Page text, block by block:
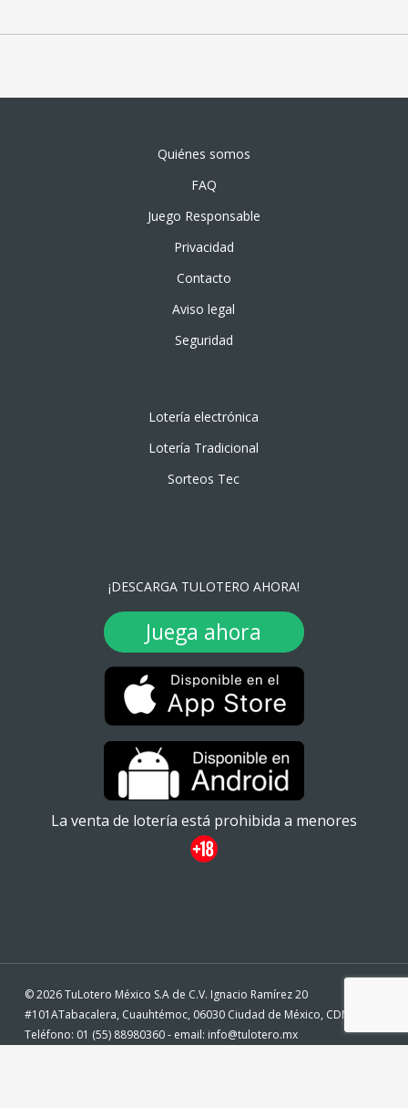
Quiénes somos
FAQ
Juego Responsable
Privacidad
Contacto
Aviso legal
Seguridad
Lotería electrónica
Lotería Tradicional
Sorteos Tec
¡DESCARGA TULOTERO AHORA!
Juega ahora
La venta de lotería está prohibida a menores
© 2026 TuLotero México S.A de C.V. Ignacio Ramírez 20
#101ATabacalera, Cuauhtémoc, 06030 Ciudad de México, CDMX. -
Teléfono: 01 (55) 88980360 - email: info@tulotero.mx